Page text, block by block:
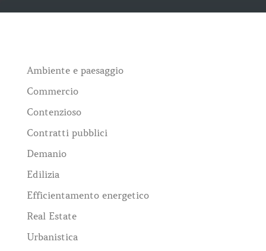
Ambiente e paesaggio
Commercio
Contenzioso
Contratti pubblici
Demanio
Edilizia
Efficientamento energetico
Real Estate
Urbanistica